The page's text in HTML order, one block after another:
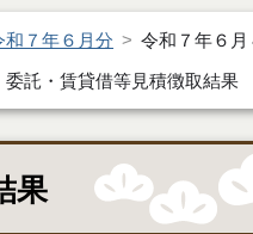
和７年６月分 令和７年６
託・賃貸借等見積徴取結果
果